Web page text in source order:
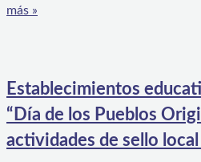
más »
Establecimientos
“Día de los Pueblos
actividades de sello